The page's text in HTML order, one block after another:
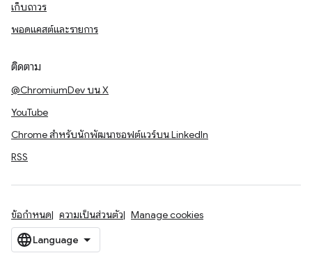
เก็บถาวร
พอดแคสต์และรายการ
ติดตาม
@ChromiumDev บน X
YouTube
Chrome สำหรับนักพัฒนาซอฟต์แวร์บน LinkedIn
RSS
ข้อกำหนด ความเป็นส่วนตัว Manage cookies